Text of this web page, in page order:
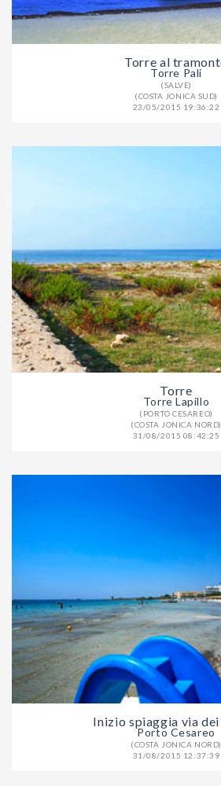
Torre al
Torre Pali
(SALVE)
(COSTA JONICA SUD)
23/05/2015 19:36:22
Torre
Torre Lapillo
(PORTO CESAREO)
(COSTA JONICA NORD)
31/08/2015 08:42:25
Inizio spiaggia via
Porto Cesareo
(COSTA JONICA NORD)
31/08/2015 12:37:39